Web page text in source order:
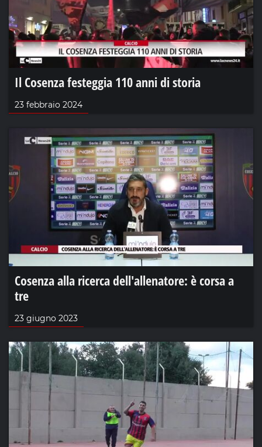
Il Cosenza festeggia 110 anni di storia
23 febbraio 2024
Cosenza alla ricerca dell'allenatore: è corsa a
tre
23 giugno 2023